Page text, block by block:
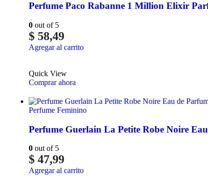
Perfume Paco Rabanne 1 Million Elixir
0 out of 5
$ 58,49
Agregar al carrito
Quick View
Comprar ahora
Perfume Feminino
Perfume Guerlain La Petite Robe Noire
0 out of 5
$ 47,99
Agregar al carrito